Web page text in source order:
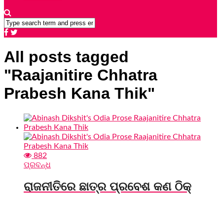
All posts tagged
"Raajanitire Chhatra
Prabesh Kana Thik"
882
ପ୍ରବନ୍ଧ
ରାଜନୀତିରେ ଛାତ୍ର ପ୍ରବେଶ କଣ ଠିକ୍